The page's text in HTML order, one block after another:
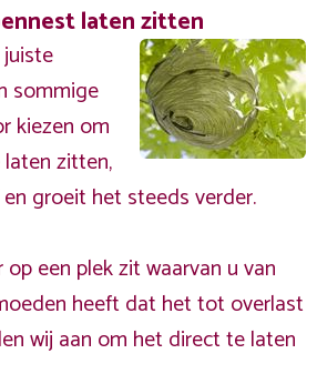
laten zitten
sommige
kiezen om
zitten,
groeit het steeds verder.
een plek zit waarvan u van
heeft dat het tot overlast
wij aan om het direct te laten